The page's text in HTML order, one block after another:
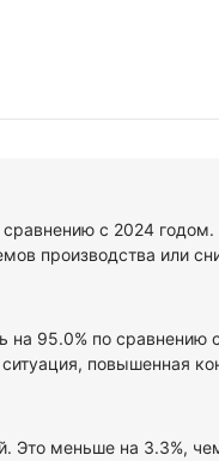
с 2024
производства или
на 95.0% по
повышенная
Это меньше на 3.3%,